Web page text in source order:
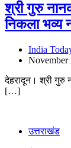
श्री गुरु
निकला भव्य
India
November
देहरादून। श्री गुरु
[…]
उत्तराखंड